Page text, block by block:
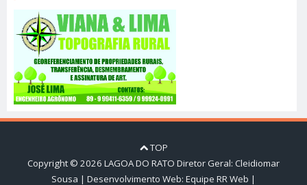
TOP
Copyright © 2026 LAGOA DO RATO Diretor Geral: Cleidiomar
Sousa | Desenvolvimento Web: Equipe RR Web |